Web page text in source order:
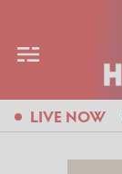
LIVE NOW